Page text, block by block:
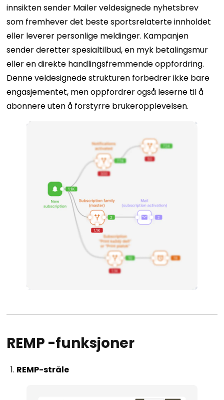
innsikten sender Mailer veldesignede nyhetsbrev
som fremhever det beste sportsrelaterte innholdet
eller leverer personlige meldinger. Kampanjen
sender deretter spesialtilbud, en myk betalingsmur
eller en direkte handlingsfremmende oppfordring.
Denne veldesignede strukturen forbedrer ikke bare
engasjementet, men oppfordrer også leserne til å
abonnere uten å forstyrre brukeropplevelsen.
REMP -funksjoner
REMP-stråle